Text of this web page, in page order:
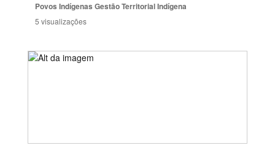
Povos Indígenas Gestão Territorial Indígena
5 visualizações